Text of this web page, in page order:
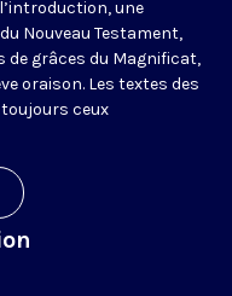
une
Nouveau Testament,
de grâces du Magnificat,
oraison. Les textes des
ceux